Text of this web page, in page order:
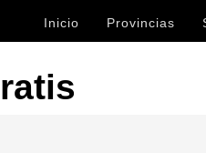
Inicio Provincias